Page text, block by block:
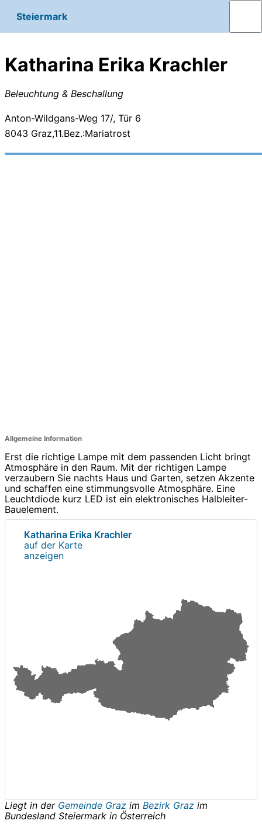
Steiermark
Katharina Erika Krachler
Beleuchtung & Beschallung
Anton-Wildgans-Weg 17/, Tür 6
8043 Graz,11.Bez.:Mariatrost
Allgemeine Information
Erst die richtige Lampe mit dem passenden Licht bringt
Atmosphäre in den Raum. Mit der richtigen Lampe
verzaubern Sie nachts Haus und Garten, setzen Akzente
und schaffen eine stimmungsvolle Atmosphäre. Eine
Leuchtdiode kurz LED ist ein elektronisches Halbleiter-
Bauelement.
Katharina Erika Krachler
auf der Karte
anzeigen
Liegt in der Gemeinde Graz im Bezirk Graz im
Bundesland Steiermark in Österreich